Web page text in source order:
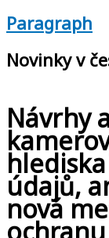
Paragraph
Novinky v
Návrhy
údajů,
nová